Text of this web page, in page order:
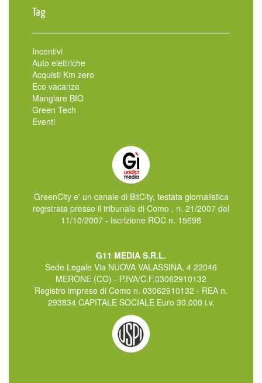
Tag
Incentivi
Auto elettriche
Acquisti Km zero
Eco vacanze
Mangiare BIO
Green Tech
Eventi
GreenCity e' un canale di BitCity, testata giornalistica
registrata presso il tribunale di Como , n. 21/2007 del
11/10/2007 - Iscrizione ROC n. 15698
G11 MEDIA S.R.L.
Sede Legale Via NUOVA VALASSINA, 4 22046
MERONE (CO) - P.IVA/C.F.03062910132
Registro imprese di Como n. 03062910132 - REA n.
293834 CAPITALE SOCIALE Euro 30.000 i.v.